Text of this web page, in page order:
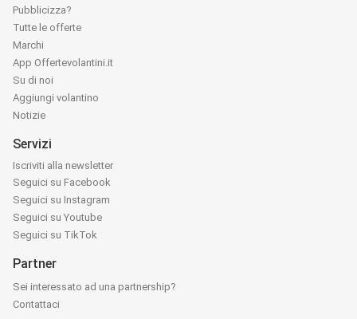
Pubblicizza?
Tutte le offerte
Marchi
App Offertevolantini.it
Su di noi
Aggiungi volantino
Notizie
Servizi
Iscriviti alla newsletter
Seguici su Facebook
Seguici su Instagram
Seguici su Youtube
Seguici su TikTok
Partner
Sei interessato ad una partnership?
Contattaci